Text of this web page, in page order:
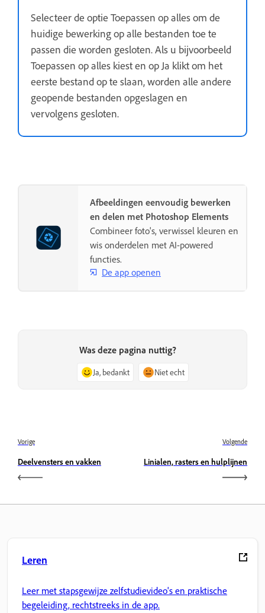
Selecteer de optie Toepassen op alles om de
huidige bewerking op alle bestanden toe te
passen die worden gesloten. Als u bijvoorbeeld
Toepassen op alles kiest en op Ja klikt om het
eerste bestand op te slaan, worden alle andere
geopende bestanden opgeslagen en
vervolgens gesloten.
Afbeeldingen eenvoudig bewerken
en delen met Photoshop Elements
Combineer foto's, verwissel kleuren en
wis onderdelen met AI-powered
functies.
De app openen
Was deze pagina nuttig?
Ja, bedankt Niet echt
Vorige
Deelvensters en vakken
Volgende
Linialen, rasters en hulplijnen
Leren
Leer met stapsgewijze zelfstudievideo's en praktische
begeleiding, rechtstreeks in de app.